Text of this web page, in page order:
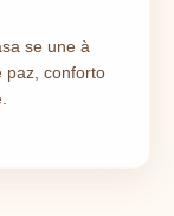
se une à
paz, conforto